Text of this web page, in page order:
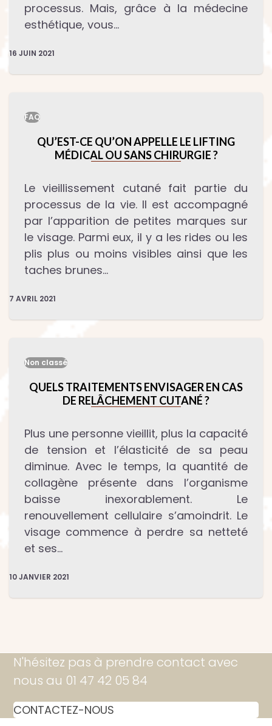
processus. Mais, grâce à la médecine
esthétique, vous…
16 JUIN 2021
FAQ
QU’EST-CE QU’ON APPELLE LE LIFTING
MÉDICAL OU SANS CHIRURGIE ?
Le vieillissement cutané fait partie du
processus de la vie. Il est accompagné
par l’apparition de petites marques sur
le visage. Parmi eux, il y a les rides ou les
plis plus ou moins visibles ainsi que les
taches brunes…
7 AVRIL 2021
Non classé
QUELS TRAITEMENTS ENVISAGER EN CAS
DE RELÂCHEMENT CUTANÉ ?
Plus une personne vieillit, plus la capacité
de tension et l’élasticité de sa peau
diminue. Avec le temps, la quantité de
collagène présente dans l’organisme
baisse inexorablement. Le
renouvellement cellulaire s’amoindrit. Le
visage commence à perdre sa netteté
et ses…
10 JANVIER 2021
N'hésitez pas à prendre contact avec
nous au 01 47 42 05 84
CONTACTEZ-NOUS